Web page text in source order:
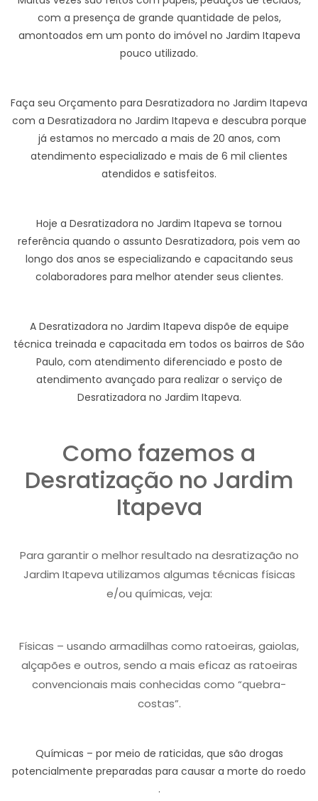
com a presença de grande quantidade de pelos,
amontoados em um ponto do imóvel no Jardim Itapeva
pouco utilizado.
Faça seu Orçamento para Desratizadora no Jardim Itapeva
com a Desratizadora no Jardim Itapeva e descubra porque
já estamos no mercado a mais de 20 anos, com
atendimento especializado e mais de 6 mil clientes
atendidos e satisfeitos.
Hoje a Desratizadora no Jardim Itapeva se tornou
referência quando o assunto Desratizadora, pois vem ao
longo dos anos se especializando e capacitando seus
colaboradores para melhor atender seus clientes.
A Desratizadora no Jardim Itapeva dispõe de equipe
técnica treinada e capacitada em todos os bairros de São
Paulo, com atendimento diferenciado e posto de
atendimento avançado para realizar o serviço de
Desratizadora no Jardim Itapeva.
Como fazemos a
Desratização no Jardim
Itapeva
Para garantir o melhor resultado na desratização no
Jardim Itapeva utilizamos algumas técnicas físicas
e/ou químicas, veja:
Físicas – usando armadilhas como ratoeiras, gaiolas,
alçapões e outros, sendo a mais eficaz as ratoeiras
convencionais mais conhecidas como “quebra-
costas”.
Químicas – por meio de raticidas, que são drogas
potencialmente preparadas para causar a morte do roedo
.